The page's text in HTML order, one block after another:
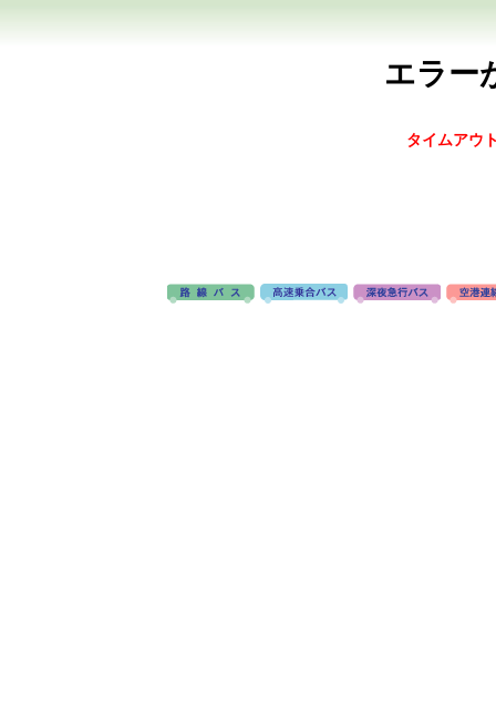
エラー
タイムアウ